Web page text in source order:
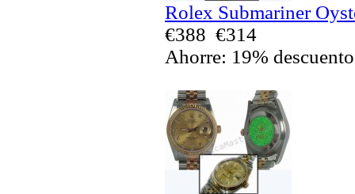
Rolex Submariner
€388 €314
Ahorre: 19% descuento